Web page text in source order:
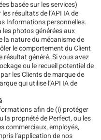
basée sur les services)
résultats de l’API IA de
Informations personnelles.
les photos générées aux
la nature du mécanisme de
le comportement du Client
résultat généré. Si vous avez
ou le recueil potentiel de
les Clients de marque de
qui utilise l’API IA de
afin de (i) protéger
la propriété de Perfect, ou les
commerciaux, employés,
l’application de nos